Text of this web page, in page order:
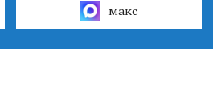
макс